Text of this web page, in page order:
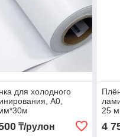
для холодного
A0,
₸/рулон
25
4